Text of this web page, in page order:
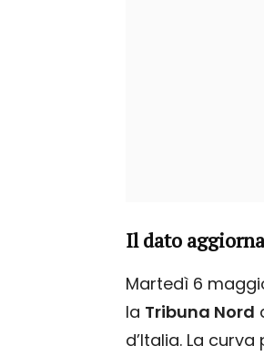
Il dato
Martedì 6
la Tribuna Nord
d’Italia. La